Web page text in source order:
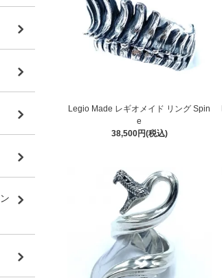
Legio Made レギオメイド リング Spin
e
38,500円(税込)